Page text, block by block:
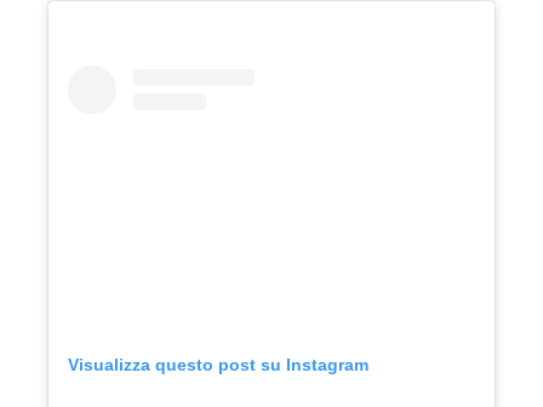
Visualizza questo post su Instagram